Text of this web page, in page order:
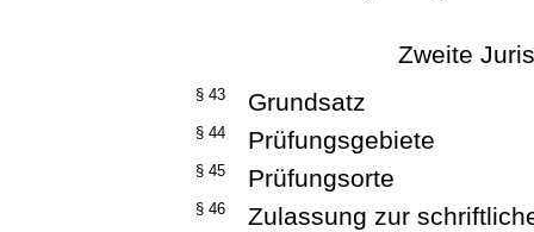
Zweite
§ 43 Grundsatz
§ 44 Prüfungsgebiete
§ 45 Prüfungsorte
§ 46 Zulassung zur